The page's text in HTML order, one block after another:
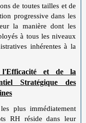
de toutes tailles et de
progressive dans les
la manière dont les
à tous les niveaux
inhérentes à la
l'Efficacité et de la
Stratégique des
plus immédiatement
RH réside dans leur